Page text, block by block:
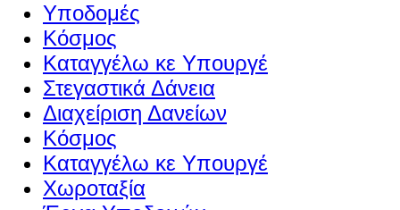
Υποδομές
Κόσμος
Καταγγέλω κε Υπουργέ
Στεγαστικά Δάνεια
Διαχείριση Δανείων
Κόσμος
Καταγγέλω κε Υπουργέ
Χωροταξία